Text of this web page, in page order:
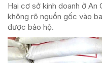
Hai cơ sở kinh doanh ở An
không rõ nguồn gốc vào
được bảo hộ.